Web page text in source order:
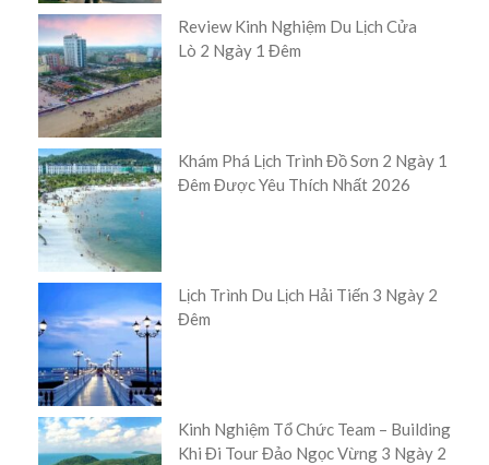
Review Kinh Nghiệm Du Lịch Cửa
Lò 2 Ngày 1 Đêm
Khám Phá Lịch Trình Đồ Sơn 2 Ngày 1
Đêm Được Yêu Thích Nhất 2026
Lịch Trình Du Lịch Hải Tiến 3 Ngày 2
Đêm
Kinh Nghiệm Tổ Chức Team – Building
Khi Đi Tour Đảo Ngọc Vừng 3 Ngày 2